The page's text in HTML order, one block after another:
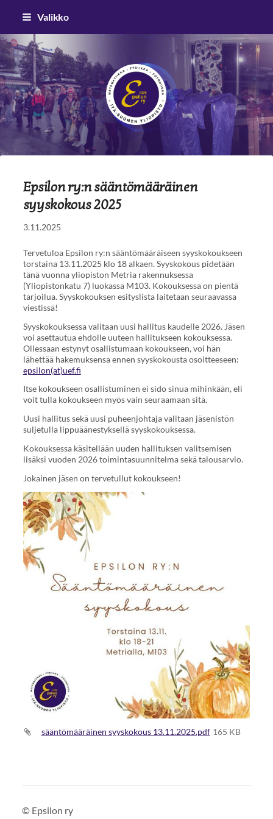
Siirry
sivun
sisältöön
Valikko
Epsilon ry
Epsilon ry:n sääntömääräinen
syyskokous 2025
3.11.2025
Tervetuloa Epsilon ry:n sääntömääräiseen syyskokoukseen
torstaina 13.11.2025 klo 18 alkaen. Syyskokous pidetään
tänä vuonna yliopiston Metria rakennuksessa
(Yliopistonkatu 7) luokassa M103. Kokouksessa on pientä
tarjoilua. Syyskokouksen esityslista laitetaan seuraavassa
viestissä!
Syyskokouksessa valitaan uusi hallitus kaudelle 2026. Jäsen
voi asettautua ehdolle uuteen hallitukseen kokouksessa.
Ollessaan estynyt osallistumaan kokoukseen, voi hän
lähettää hakemuksensa ennen syyskokousta osoitteeseen:
epsilon(at)uef.fi
Itse kokoukseen osallistuminen ei sido sinua mihinkään, eli
voit tulla kokoukseen myös vain seuraamaan sitä.
Uusi hallitus sekä uusi puheenjohtaja valitaan jäsenistön
suljetulla lippuäänestyksellä syyskokouksessa.
Kokouksessa käsitellään uuden hallituksen valitsemisen
lisäksi vuoden 2026 toimintasuunnitelma sekä talousarvio.
Jokainen jäsen on tervetullut kokoukseen!
sääntömääräinen syyskokous 13.11.2025.pdf 165 KB
© Epsilon ry